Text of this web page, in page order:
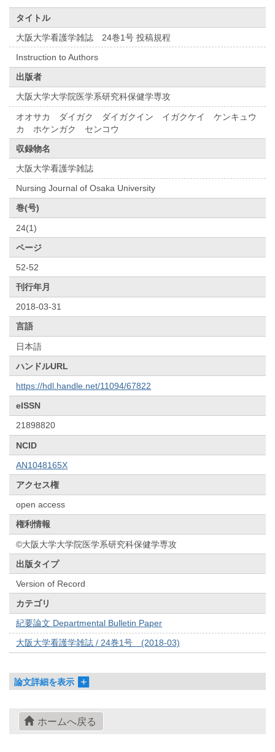
タイトル
大阪大学看護学雑誌 24巻1号 投稿規程
Instruction to Authors
出版者
大阪大学大学院医学系研究科保健学専攻
オオサカ ダイガク ダイガクイン イガクケイ ケンキュウ
カ ホケンガク センコウ
収録物名
大阪大学看護学雑誌
Nursing Journal of Osaka University
巻(号)
24(1)
ページ
52-52
刊行年月
2018-03-31
言語
日本語
ハンドルURL
https://hdl.handle.net/11094/67822
eISSN
21898820
NCID
AN1048165X
アクセス権
open access
権利情報
©大阪大学大学院医学系研究科保健学専攻
出版タイプ
Version of Record
カテゴリ
紀要論文 Departmental Bulletin Paper
大阪大学看護学雑誌 / 24巻1号 (2018-03)
論文詳細を表示
ホームへ戻る